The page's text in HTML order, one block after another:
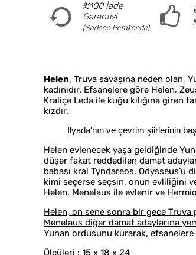
%100 İade
Garantisi
(Sadece Perakende)
Helen, Truva savaşına neden olan,
kadınıdır. Efsanelere göre Helen,
Kraliçe Leda ile kuğu kılığına giren
kızdır.
İlyada'nın ve çevrim şiirlerinin
Helen evlenecek yaşa geldiğinde
düşer fakat reddedilen damat
babası kral Tyndareos, Odysseus’u
kimi seçerse seçsin, onun evliliğini
Helen, Menelaus ile evlenir ve
Helen, on sene sonra bir gece Truva
Menelaus diğer damat adaylarına
Yunan ordusunu kurarak, efsanelere
Ölçüleri : 15 x 18 x 24